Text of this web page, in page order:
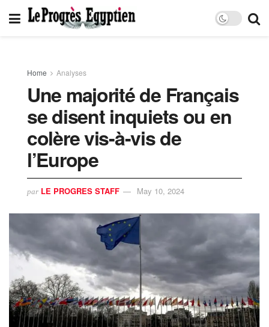
Home Analyses
Une majorité de Français
se disent inquiets ou en
colère vis-à-vis de
l’Europe
par LE PROGRES STAFF May 10, 2024